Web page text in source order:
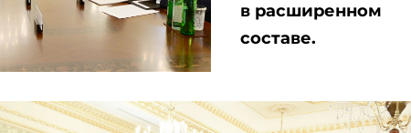
в расширенном
составе.